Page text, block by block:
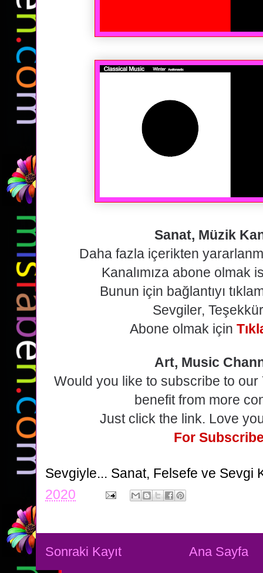
Sanat, Müzik
Daha fazla içerikten
Kanalımıza abone olmak
Bunun için bağlantıyı
Sevgiler,
Abone olmak için
Art, Music
Would you like to subscribe to our
benefit from more
Just click the link. Love
For
Sevgiyle... Sanat, Felsefe ve Sevgi
2020
Sonraki Kayıt Ana Sayfa